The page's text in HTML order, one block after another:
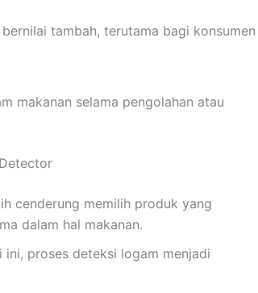
tambah, terutama bagi konsumen
makanan selama pengolahan atau
cenderung memilih produk yang
dalam hal makanan.
ini, proses deteksi logam menjadi